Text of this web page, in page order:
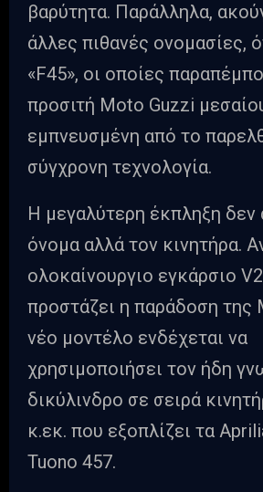
βαρύτητα. Παράλληλα,
άλλες πιθανές ονομασίες,
«F45», οι οποίες
προσιτή Moto Guzzi
εμπνευσμένη από το
σύγχρονη τεχνολογία.
Η μεγαλύτερη έκπληξη δεν
όνομα αλλά τον κινητήρα.
ολοκαίνουργιο εγκάρσιο
προστάζει η παράδοση της
νέο μοντέλο ενδέχεται να
χρησιμοποιήσει τον ήδη
δικύλινδρο σε σειρά
κ.εκ. που εξοπλίζει τα
Tuono 457.